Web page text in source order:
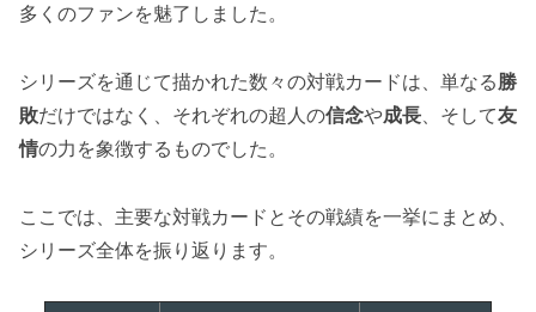
多くのファンを魅了しました。
シリーズを通じて描かれた数々の対戦カードは、単なる勝
敗だけではなく、それぞれの超人の信念や成長、そして友
情の力を象徴するものでした。
ここでは、主要な対戦カードとその戦績を一挙にまとめ、
シリーズ全体を振り返ります。